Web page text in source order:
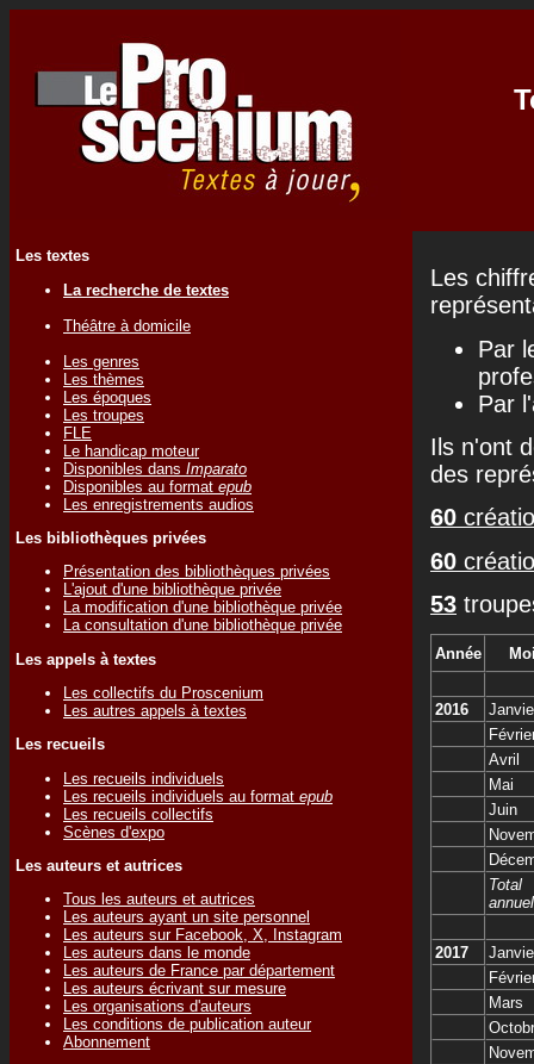
Les textes
La recherche de textes
Théâtre à domicile
Les genres
Les thèmes
Les époques
Les troupes
FLE
Le handicap moteur
Disponibles dans Imparato
Disponibles au format epub
Les enregistrements audios
Les bibliothèques privées
Présentation des bibliothèques privées
L'ajout d'une bibliothèque privée
La modification d'une bibliothèque privée
La consultation d'une bibliothèque privée
Les appels à textes
Les collectifs du Proscenium
Les autres appels à textes
Les recueils
Les recueils individuels
Les recueils individuels au format epub
Les recueils collectifs
Scènes d'expo
Les auteurs et autrices
Tous les auteurs et autrices
Les auteurs ayant un site personnel
Les auteurs sur Facebook, X, Instagram
Les auteurs dans le monde
Les auteurs de France par département
Les auteurs écrivant sur mesure
Les organisations d'auteurs
Les conditions de publication auteur
Abonnement
Les
Par
Par
Ils n'ont
des
60
60
53
Année
2016
Avril
Mai
Juin
Total
annuel
2017
Mars